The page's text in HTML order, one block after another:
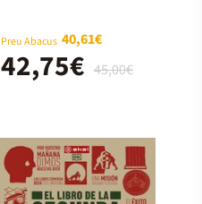
Preu Abacus 40,61€
45,00€
42,75€